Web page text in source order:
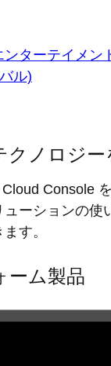
ターテイメン
ル)
クノロジー
Console
ューションの使
す。
ーム製品